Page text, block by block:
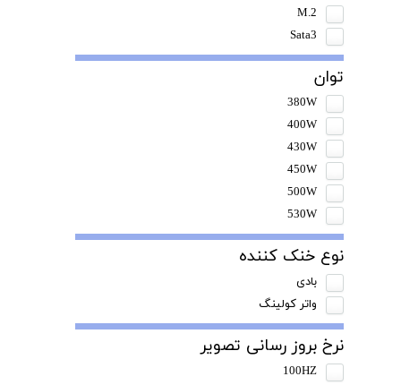
M.2
Sata3
توان
380W
400W
430W
450W
500W
530W
نوع خنک کننده
بادی
واتر کولینگ
نرخ بروز رسانی تصویر
100HZ